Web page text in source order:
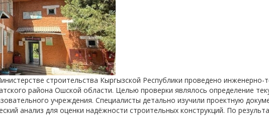
строительства Кыргызской Республики проведено инженерно-
района Ошской области. Целью проверки являлось определение
учреждения. Специалисты детально изучили проектную
анализ для оценки надёжности строительных конструкций. По